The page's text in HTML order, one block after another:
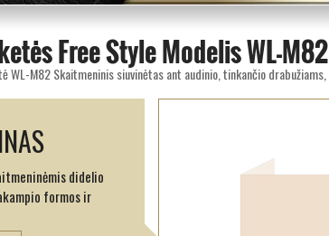
Free Style Modelis WL-M82
didelio
formos ir